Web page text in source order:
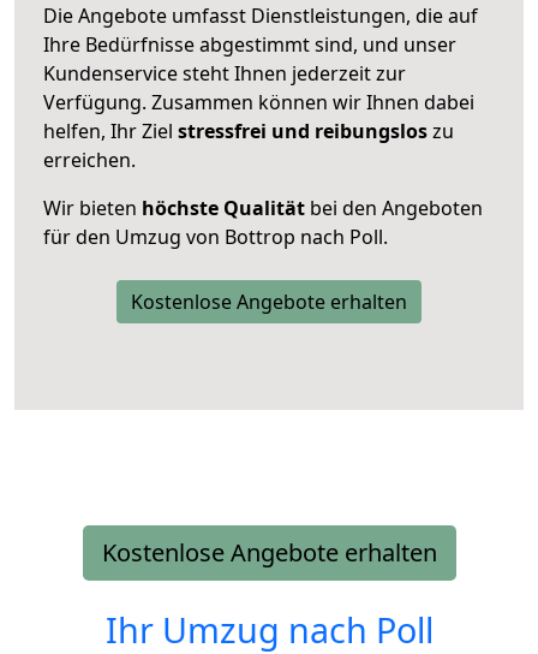
Die Angebote umfasst Dienstleistungen, die auf
Ihre Bedürfnisse abgestimmt sind, und unser
Kundenservice steht Ihnen jederzeit zur
Verfügung. Zusammen können wir Ihnen dabei
helfen, Ihr Ziel stressfrei und reibungsloszu
erreichen.
Wir bieten höchste Qualität bei den Angeboten
für den Umzug von Bottrop nach Poll.
Kostenlose Angebote erhalten
Kostenlose Angebote erhalten
Ihr Umzug nach Poll